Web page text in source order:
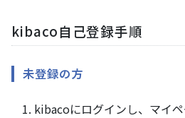
kibaco自己登録手順
未登録の方
kibacoにログインし、マイペ